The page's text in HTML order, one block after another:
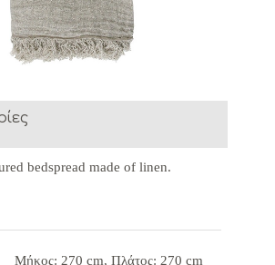
bedspread made of linen.
Μήκος: 270 cm, Πλάτος: 270 cm